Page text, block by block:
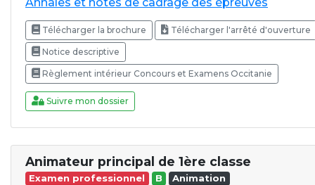
Télécharger la brochure Télécharger l'arrêté d'ouverture
Notice descriptive
Règlement intérieur Concours et Examens Occitanie
Suivre mon dossier
Animateur principal de 1ère classe
Examen professionnel B Animation